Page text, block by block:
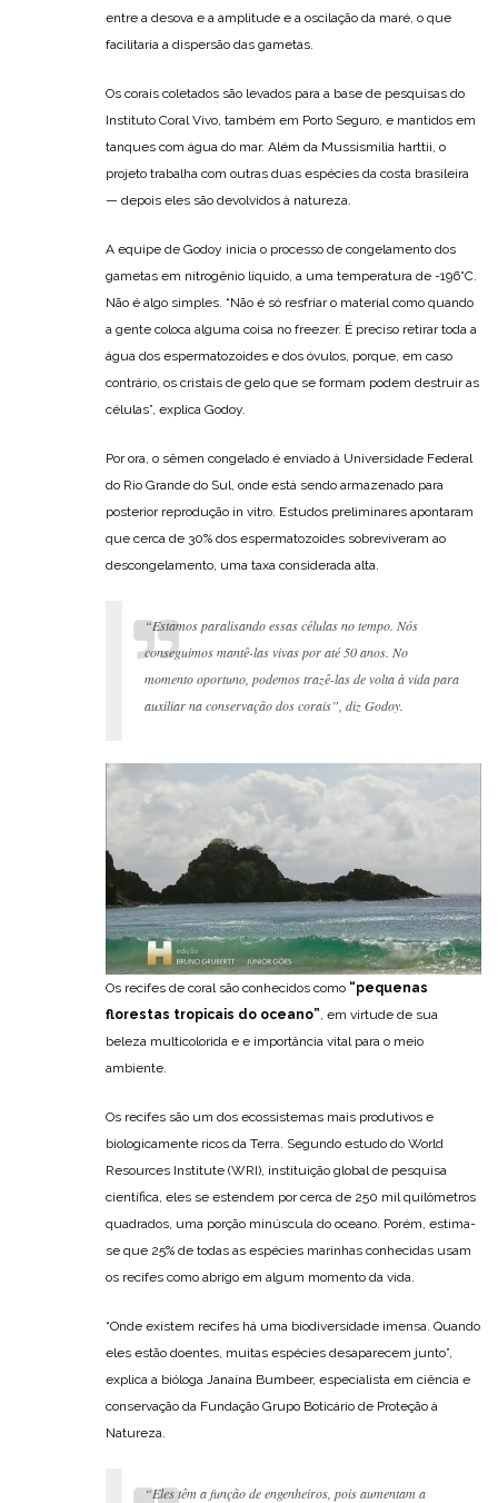
entre a desova e a amplitude e a oscilação da maré, o que
facilitaria a dispersão das gametas.
Os corais coletados são levados para a base de pesquisas do
Instituto Coral Vivo, também em Porto Seguro, e mantidos em
tanques com água do mar. Além da Mussismilia harttii, o
projeto trabalha com outras duas espécies da costa brasileira
— depois eles são devolvidos à natureza.
A equipe de Godoy inicia o processo de congelamento dos
gametas em nitrogênio líquido, a uma temperatura de -196°C.
Não é algo simples. “Não é só resfriar o material como quando
a gente coloca alguma coisa no freezer. É preciso retirar toda a
água dos espermatozoides e dos óvulos, porque, em caso
contrário, os cristais de gelo que se formam podem destruir as
células”, explica Godoy.
Por ora, o sêmen congelado é enviado à Universidade Federal
do Rio Grande do Sul, onde está sendo armazenado para
posterior reprodução in vitro. Estudos preliminares apontaram
que cerca de 30% dos espermatozoides sobreviveram ao
descongelamento, uma taxa considerada alta.
“Estamos paralisando essas células no tempo. Nós
conseguimos mantê-las vivas por até 50 anos. No
momento oportuno, podemos trazê-las de volta à vida para
auxiliar na conservação dos corais”, diz Godoy.
Os recifes de coral são conhecidos como “pequenas
florestas tropicais do oceano” , em virtude de sua
beleza multicolorida e e importância vital para o meio
ambiente.
Os recifes são um dos ecossistemas mais produtivos e
biologicamente ricos da Terra. Segundo estudo do World
Resources Institute (WRI), instituição global de pesquisa
científica, eles se estendem por cerca de 250 mil quilômetros
quadrados, uma porção minúscula do oceano. Porém, estima-
se que 25% de todas as espécies marinhas conhecidas usam
os recifes como abrigo em algum momento da vida.
“Onde existem recifes há uma biodiversidade imensa. Quando
eles estão doentes, muitas espécies desaparecem junto”,
explica a bióloga Janaína Bumbeer, especialista em ciência e
conservação da Fundação Grupo Boticário de Proteção à
Natureza.
“Eles têm a função de engenheiros, pois aumentam a